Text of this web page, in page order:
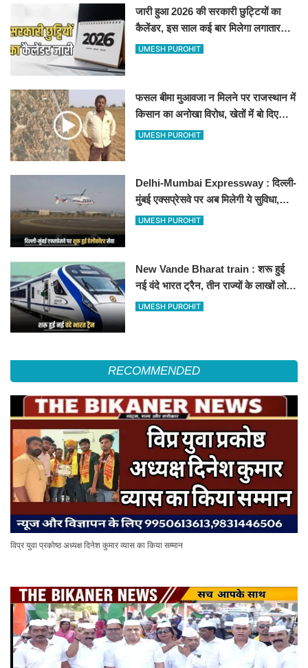
जारी हुआ 2026 की सरकारी छुट्टियों का
कैलेंडर, इस साल कई बार मिलेगा लगातार
अवकाश, देखें
UMESH PUROHIT
फसल बीमा मुआवजा न मिलने पर राजस्थान में
किसान का अनोखा विरोध, खेतों में बो दिए
500-500 रुपए के नोट, वीडियो वायरल
UMESH PUROHIT
Delhi-Mumbai Expressway : दिल्ली-
मुंबई एक्सप्रेसवे पर अब मिलेगी ये सुविधा,
हेलीकॉप्टर सर्विस से तुरंत घायल पहुंचेगा
UMESH PUROHIT
New Vande Bharat train : शरू हुई
नई वंदे भारत ट्रैन, तीन राज्यों के लाखों लोगों
का सफर होगा आसान, देखें पूरा रूटमैप
UMESH PUROHIT
RECOMMENDED
विप्र युवा प्रकोष्ठ अध्यक्ष दिनेश कुमार व्यास का किया सम्मान